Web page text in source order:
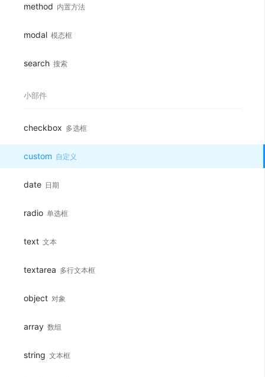
method 内置方法
modal 模态框
search 搜索
小部件
checkbox 多选框
custom 自定义
date 日期
radio 单选框
text 文本
textarea 多行文本框
object 对象
array 数组
string 文本框